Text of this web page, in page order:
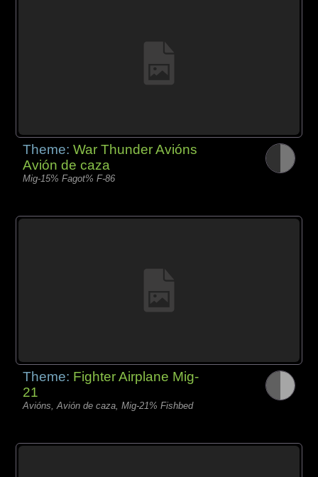
Theme:War Thunder Avións
Avión de caza
Mig-15% Fagot% F-86
Theme: Fighter Airplane Mig-
21
Avións, Avión de caza, Mig-21% Fishbed